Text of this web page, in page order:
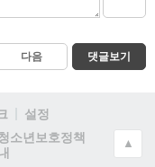
다음 댓글보기
설정
소년보호정책
▲